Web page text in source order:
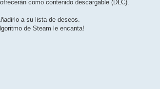
como contenido descargable (DLC).
a su lista de deseos.
de Steam le encanta!